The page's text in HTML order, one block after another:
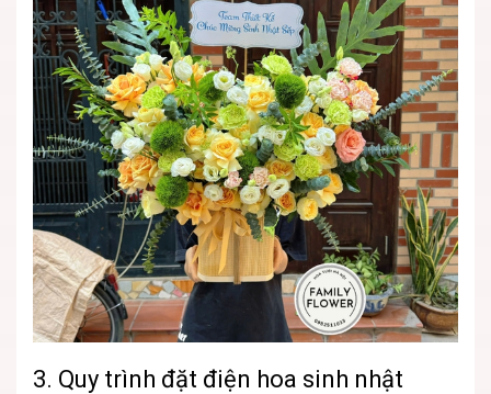
3. Quy trình đặt điện hoa sinh nhật